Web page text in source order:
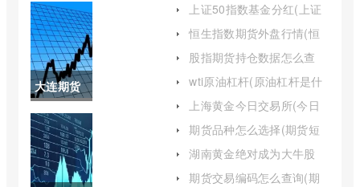
大连期货
商品交易
所期货品
种(大连期
上证50指数基金分红(上证
50指数基金排名前十名)
恒生指数期货外盘行情(恒
生指数期货最新行情)
股指期货持仓数据怎么查
(股指期货持仓量怎么看)
wti原油杠杆(原油杠杆是什
么意思)
上海黄金今日交易所(今日
上海黄金交易所)
期货品种怎么选择(期货短
线最佳品种)
湖南黄金绝对成为大牛股
(湖南黄金股票现在能买吗)
期货交易编码怎么查询(期